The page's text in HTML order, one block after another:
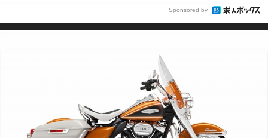
Sponsored by